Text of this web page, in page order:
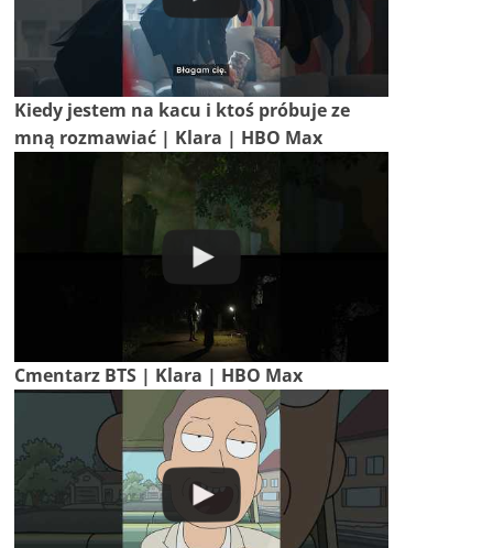
Kiedy jestem na kacu i ktoś próbuje ze
mną rozmawiać | Klara | HBO Max
Cmentarz BTS | Klara | HBO Max